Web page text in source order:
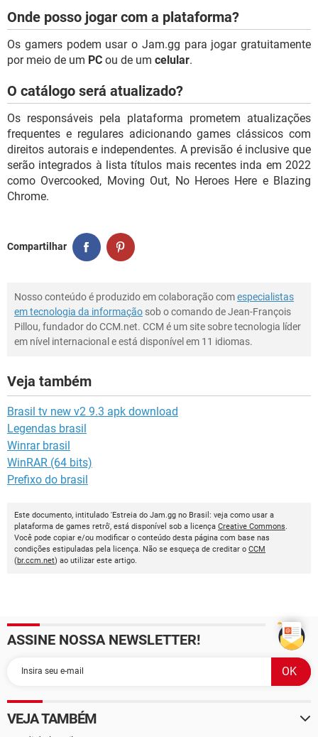
Onde posso jogar com a plataforma?
Os gamers podem usar o Jam.gg para jogar gratuitamente
por meio de um PC ou de um celular.
O catálogo será atualizado?
Os responsáveis pela plataforma prometem atualizações
frequentes e regulares adicionando games clássicos com
direitos autorais e independentes. A previsão é inclusive que
serão integrados à lista títulos mais recentes inda em 2022
como Overcooked, Moving Out, No Heroes Here e Blazing
Chrome.
Compartilhar
Nosso conteúdo é produzido em colaboração comespecialistas
em tecnologia da informação sob o comando de Jean-François
Pillou, fundador do CCM.net. CCM é um site sobre tecnologia líder
em nível internacional e está disponível em 11 idiomas.
Veja também
Brasil tv new v2 9.3 apk download
Legendas brasil
Winrar brasil
WinRAR (64 bits)
Prefixo do brasil
Este documento, intitulado 'Estreia do Jam.gg no Brasil: veja como usar a
plataforma de games retrô', está disponível sob a licença Creative Commons.
Você pode copiar e/ou modificar o conteúdo desta página com base nas
condições estipuladas pela licença. Não se esqueça de creditar o CCM
(br.ccm.net) ao utilizar este artigo.
ASSINE NOSSA NEWSLETTER!
VEJA TAMBÉM